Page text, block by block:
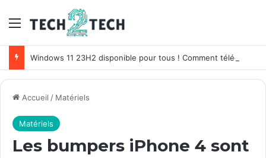
Menu
Accueil / Matériels
Matériels
Les bumpers iPhone 4 sont